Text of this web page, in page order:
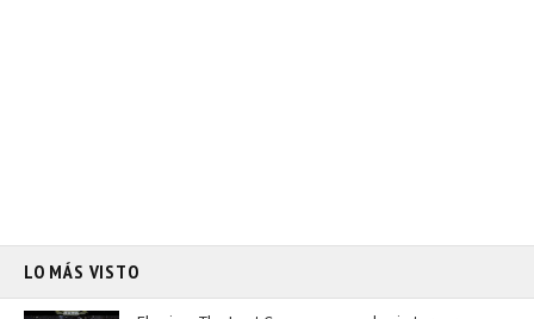
LO MÁS VISTO